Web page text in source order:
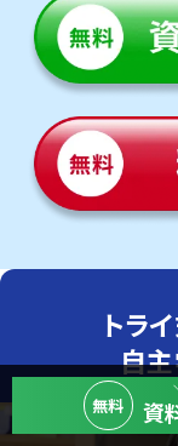
トラ
自
無料 資